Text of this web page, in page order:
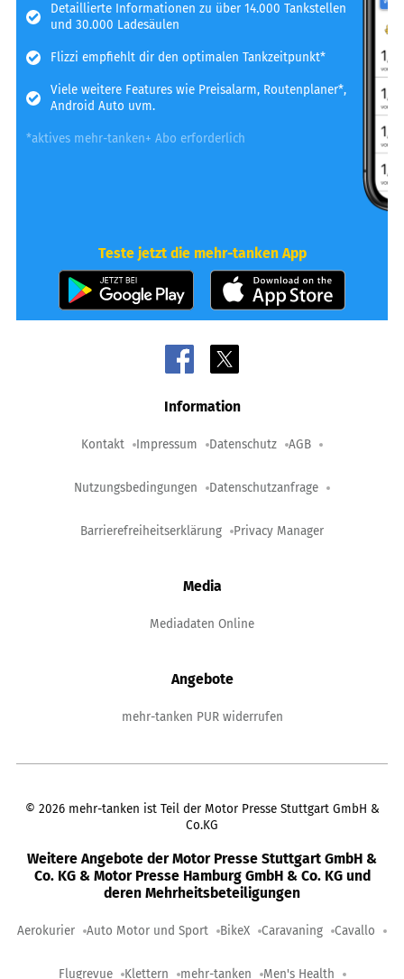
Detaillierte Informationen zu über 14.000 Tankstellen
und 30.000 Ladesäulen
Flizzi empfiehlt dir den optimalen Tankzeitpunkt*
Viele weitere Features wie Preisalarm, Routenplaner*,
Android Auto uvm.
*aktives mehr-tanken+ Abo erforderlich
Teste jetzt die mehr-tanken App
Information
Kontakt Impressum Datenschutz AGB
Nutzungsbedingungen Datenschutzanfrage
Barrierefreiheitserklärung Privacy Manager
Media
Mediadaten Online
Angebote
mehr-tanken PUR widerrufen
© 2026 mehr-tanken ist Teil der Motor Presse Stuttgart GmbH &
Co.KG
Weitere Angebote der Motor Presse Stuttgart GmbH &
Co. KG & Motor Presse Hamburg GmbH & Co. KG und
deren Mehrheitsbeteiligungen
Aerokurier Auto Motor und Sport BikeX Caravaning Cavallo
Flugrevue Klettern mehr-tanken Men's Health